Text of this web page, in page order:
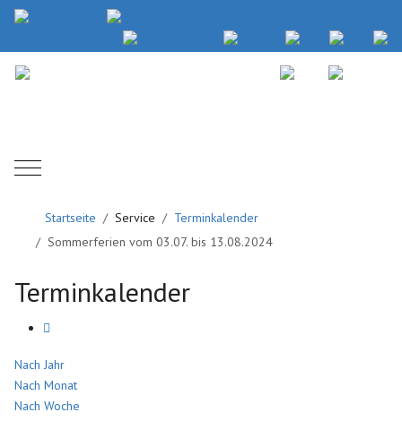
Mobile Menu Toggle
Startseite Service
Terminkalender
Sommerferien vom 03.07. bis 13.08.2024
Terminkalender
Nach Jahr
Nach Monat
Nach Woche